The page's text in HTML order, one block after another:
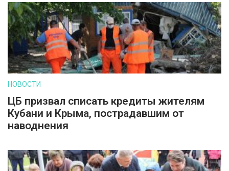
НОВОСТИ
ЦБ призвал списать кредиты жителям
Кубани и Крыма, пострадавшим от
наводнения